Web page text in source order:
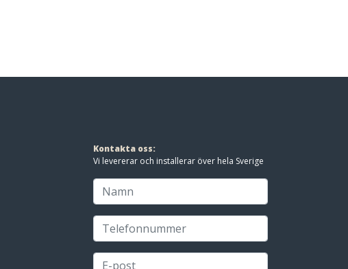
Kontakta oss:
Vi levererar och installerar över hela Sverige